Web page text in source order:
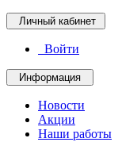
Личный кабинет
Войти
Информация
Новости
Акции
Наши работы